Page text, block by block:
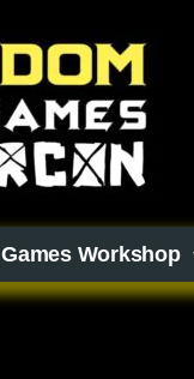
Games Workshop